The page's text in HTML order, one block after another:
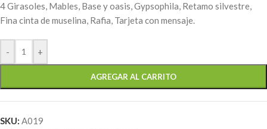
4 Girasoles, Mables, Base y oasis, Gypsophila, Retamo silvestre,
Fina cinta de muselina, Rafia, Tarjeta con mensaje.
- +
AGREGAR AL CARRITO
SKU: A019